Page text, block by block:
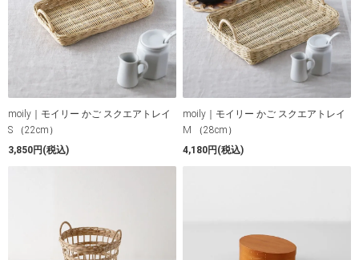
moily｜モイリー かご スクエアトレイ
S （22cm）
3,850円(税込)
moily｜モイリー かご スクエアトレイ
M （28cm）
4,180円(税込)